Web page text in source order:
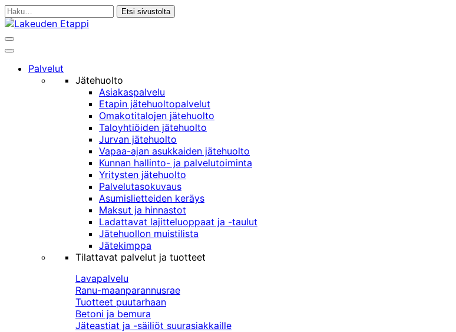
Siirry
sisältöön
Haku:
Haku
Päävalikko
Palvelut
Jätehuolto
Asiakaspalvelu
Etapin jätehuoltopalvelut
Omakotitalojen jätehuolto
Taloyhtiöiden jätehuolto
Jurvan jätehuolto
Vapaa-ajan asukkaiden jätehuolto
Kunnan hallinto- ja palvelutoiminta
Yritysten jätehuolto
Palvelutasokuvaus
Asumislietteiden keräys
Maksut ja hinnastot
Ladattavat lajitteluoppaat ja -taulut
Jätehuollon muistilista
Jätekimppa
Tilattavat palvelut ja tuotteet
Lavapalvelu
Ranu-maanparannusrae
Tuotteet puutarhaan
Betoni ja bemura
Jäteastiat ja -säiliöt suurasiakkaille